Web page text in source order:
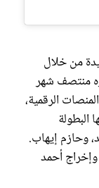
من خلال
منتصف شهر
الرقمية،
البطولة
وحازم إيهاب.
أحمد